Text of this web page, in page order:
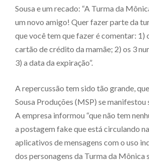
Sousa e um recado: “A Turma da
um novo amigo! Quer fazer parte da
que você tem que fazer é comentar: 1)
cartão de crédito da mamãe; 2) os 3
3) a data da expiração”.
A repercussão tem sido tão grande,
Sousa Produções (MSP) se manifestou
A empresa informou “que não tem
a postagem fake que está circulando
aplicativos de mensagens com o uso
dos personagens da Turma da Mônica